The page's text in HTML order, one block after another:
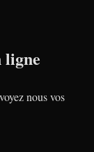
nous vos